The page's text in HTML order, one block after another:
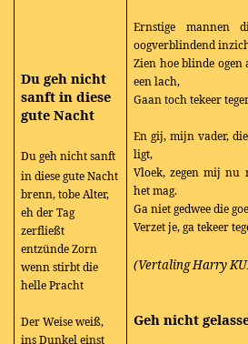
Du geh nicht
sanft in diese
gute Nacht
Du geh nicht sanft
in diese gute Nacht
brenn, tobe Alter,
eh der Tag
zerfließt
entzünde Zorn
wenn stirbt die
helle Pracht
Der Weise weiß,
ins Dunkel einst
Ernstige mannen
oogverblindend
Zien hoe blinde ogen
een lach,
Gaan toch tekeer
En gij, mijn vader,
ligt,
Vloek, zegen mij nu
het mag.
Ga niet gedwee die
Verzet je, ga tekeer
(Vertaling Harry
Geh nicht